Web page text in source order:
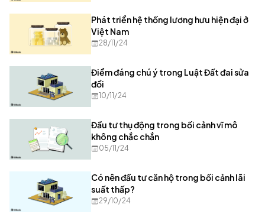
Phát triển hệ thống lương hưu hiện đại ở
Việt Nam
28/11/24
Điểm đáng chú ý trong Luật Đất đai sửa
đổi
10/11/24
Đầu tư thụ động trong bối cảnh vĩ mô
không chắc chắn
05/11/24
Có nên đầu tư căn hộ trong bối cảnh lãi
suất thấp?
29/10/24